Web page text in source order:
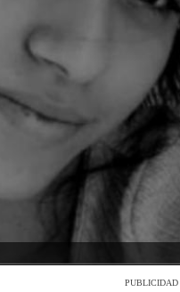
PUBLICIDAD